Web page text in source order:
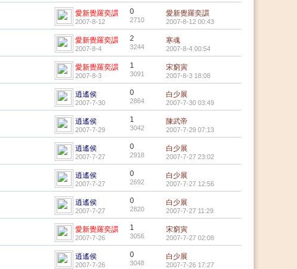
愛新覺羅奕譞
2007-8-12
0
2710
愛新覺羅奕譞
2007-8-12 00:43
愛新覺羅奕譞
2007-8-4
2
3244
寒魂
2007-8-4 00:54
愛新覺羅奕譞
2007-8-3
1
3091
宋窮寅
2007-8-3 18:08
逍遙侯
2007-7-30
0
2864
白少展
2007-7-30 03:49
逍遙侯
2007-7-29
1
3042
陳武帝
2007-7-29 07:13
逍遙侯
2007-7-27
0
2918
白少展
2007-7-27 23:02
逍遙侯
2007-7-27
0
2692
白少展
2007-7-27 12:56
逍遙侯
2007-7-27
0
2820
白少展
2007-7-27 11:29
愛新覺羅奕譞
2007-7-26
1
3056
宋窮寅
2007-7-27 02:08
逍遙侯
2007-7-26
0
3048
白少展
2007-7-26 17:27